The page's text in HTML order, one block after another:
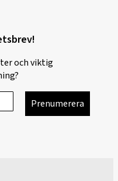
och viktig